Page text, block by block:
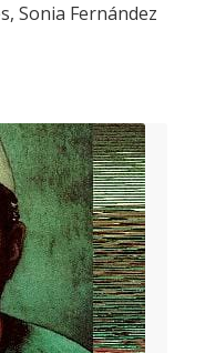
Sonia Fernández